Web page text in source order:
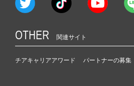
OTHER 関連サイト
チアキャリアアワード パートナーの募集